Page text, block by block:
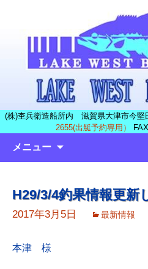
(株)杢兵衛造船所内 滋賀県大津市今堅
2655(出艇予約専用）
メニュー
ツ
へ
H29/3/4釣果情報更新
2017年3月5日 最新情報
本津 様